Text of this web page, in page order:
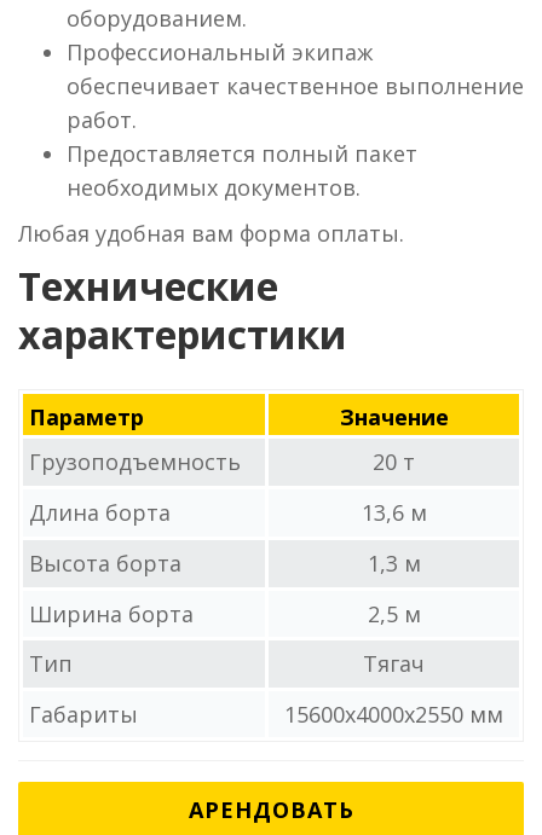
оборудованием.
Профессиональный экипаж
обеспечивает качественное выполнение
работ.
Предоставляется полный пакет
необходимых документов.
Любая удобная вам форма оплаты.
Технические
характеристики
Параметр
Значение
Грузоподъемность
20 т
Длина борта
13,6 м
Высота борта
1,3 м
Ширина борта
2,5 м
Тип
Тягач
Габариты
15600x4000x2550 мм
АРЕНДОВАТЬ